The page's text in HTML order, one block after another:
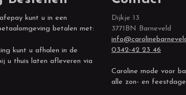
kunt u in een
betalen met:
kunt u afhalen in de
u thuis laten afleveren via
Dijkje 13
3771BN Barneveld
0342-42 23 46
Caroline mode voor
alle zon- en